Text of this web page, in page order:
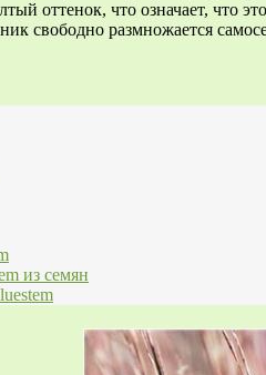
оттенок, что означает, что
свободно размножается
из семян